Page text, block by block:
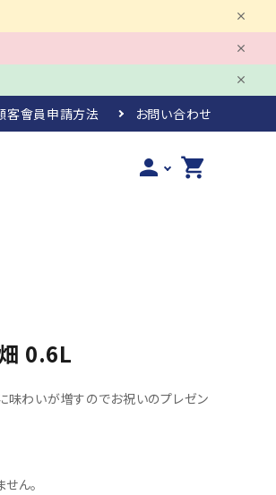
客會員申請方法 お問い合わせ
person shopping_cart
0.6L
味わいが増すのでお祝いのプレゼン
ん。